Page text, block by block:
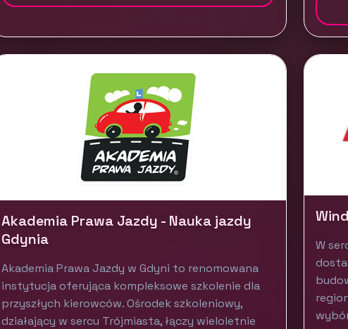
Akademia Prawa Jazdy - Nauka jazdy
Gdynia
Akademia Prawa Jazdy w Gdyni to renomowana
instytucja oferująca kompleksowe szkolenie dla
przyszłych kierowców. Ośrodek szkoleniowy,
działający w sercu Trójmiasta, łączy wieloletnie
W